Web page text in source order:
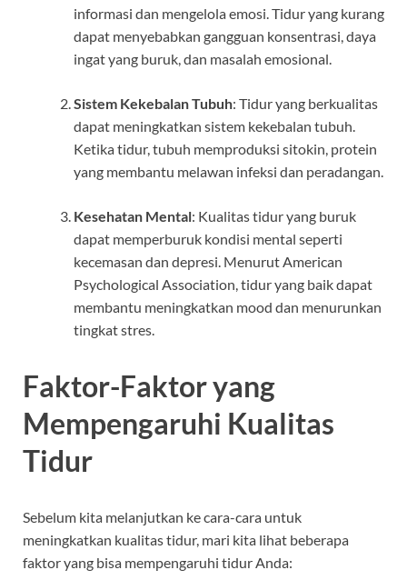
informasi dan mengelola emosi. Tidur yang kurang
dapat menyebabkan gangguan konsentrasi, daya
ingat yang buruk, dan masalah emosional.
Sistem Kekebalan Tubuh: Tidur yang berkualitas
dapat meningkatkan sistem kekebalan tubuh.
Ketika tidur, tubuh memproduksi sitokin, protein
yang membantu melawan infeksi dan peradangan.
Kesehatan Mental: Kualitas tidur yang buruk
dapat memperburuk kondisi mental seperti
kecemasan dan depresi. Menurut American
Psychological Association, tidur yang baik dapat
membantu meningkatkan mood dan menurunkan
tingkat stres.
Faktor-Faktor yang
Mempengaruhi Kualitas
Tidur
Sebelum kita melanjutkan ke cara-cara untuk
meningkatkan kualitas tidur, mari kita lihat beberapa
faktor yang bisa mempengaruhi tidur Anda: